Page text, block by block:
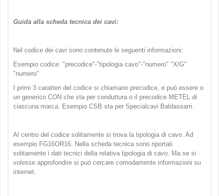
Guida alla scheda tecnica dei cavi:
Nel codice dei cavi sono contenute le seguenti informazioni:
Esempio codice: "precodice"-"tipologia cavo"-"numero" "X/G"
"numero"
I primi 3 caratteri del codice si chiamano precodice, e può essere o
un generico CON che sta per conduttura o il precodice METEL di
ciascuna marca. Esempio CSB sta per Specialcavi Baldassarri.
Al centro del codice solitamente si trova la tipologia di cavo. Ad
esempio FG16OR16. Nella scheda tecnica sono riportati
solitamente i dati tecnici della relativa tipologia di cavo. Ma se si
volesse approfondire si può cercare comodamente informazioni su
internet.